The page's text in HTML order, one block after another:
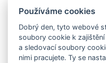
ještě lepší produkty i
Zdroj: LIKO-S
www.liko-s.cz
Používáme cookies
Dobrý den, tyto webové
soubory cookie k
a sledovací soubory
nimi pracujete. Ty se